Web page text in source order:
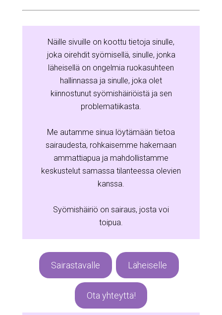
Näille sivuille on koottu tietoja sinulle,
joka oirehdit syömisellä, sinulle, jonka
läheisellä on ongelmia ruokasuhteen
hallinnassa ja sinulle, joka olet
kiinnostunut syömishäiriöistä ja sen
problematiikasta.
Me autamme sinua löytämään tietoa
sairaudesta, rohkaisemme hakemaan
ammattiapua ja mahdollistamme
keskustelut samassa tilanteessa olevien
kanssa.
Syömishäiriö on sairaus, josta voi
toipua.
Sairastavalle Läheiselle
Ota yhteyttä!